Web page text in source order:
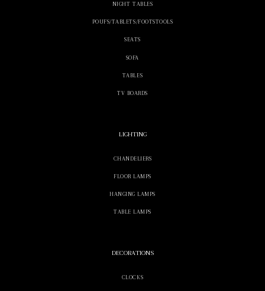
NIGHT TABLES
POUFS/TABLETS/FOOTSTOOLS
SEATS
SOFA
TABLES
TV BOARDS
LIGHTING
CHANDELIERS
FLOOR LAMPS
HANGING LAMPS
TABLE LAMPS
DECORATIONS
CLOCKS